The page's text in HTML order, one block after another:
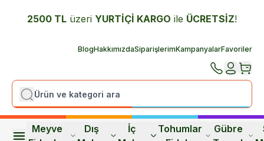
2500 TL üzeri YURTİÇİ KARGO ile ÜCRETSİZ!
BlogHakkımızdaSiparişlerimKampanyalarFavoriler
Meyve
Dış
İç
Tohumlar
Gübre